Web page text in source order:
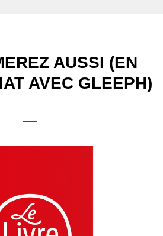
AUSSI (EN
AVEC GLEEPH)